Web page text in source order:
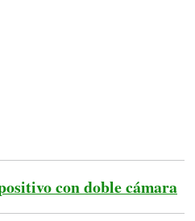
con doble cámara